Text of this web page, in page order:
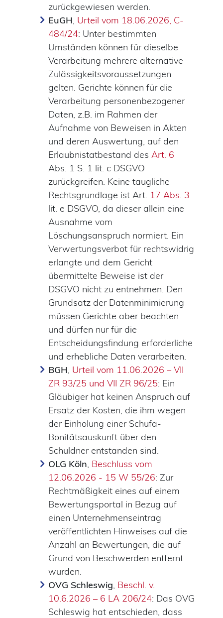
zurückgewiesen werden.
EuGH, Urteil vom 18.06.2026, C-
484/24: Unter bestimmten
Umständen können für dieselbe
Verarbeitung mehrere alternative
Zulässigkeitsvoraussetzungen
gelten. Gerichte können für die
Verarbeitung personenbezogener
Daten, z.B. im Rahmen der
Aufnahme von Beweisen in Akten
und deren Auswertung, auf den
Erlaubnistatbestand des Art. 6
Abs. 1 S. 1 lit. c DSGVO
zurückgreifen. Keine taugliche
Rechtsgrundlage ist Art. 17 Abs. 3
lit. e DSGVO, da dieser allein eine
Ausnahme vom
Löschungsanspruch normiert. Ein
Verwertungsverbot für rechtswidrig
erlangte und dem Gericht
übermittelte Beweise ist der
DSGVO nicht zu entnehmen. Den
Grundsatz der Datenminimierung
müssen Gerichte aber beachten
und dürfen nur für die
Entscheidungsfindung erforderliche
und erhebliche Daten verarbeiten.
BGH, Urteil vom 11.06.2026 – VII
ZR 93/25 und VII ZR 96/25: Ein
Gläubiger hat keinen Anspruch auf
Ersatz der Kosten, die ihm wegen
der Einholung einer Schufa-
Bonitätsauskunft über den
Schuldner entstanden sind.
OLG Köln, Beschluss vom
12.06.2026 - 15 W 55/26: Zur
Rechtmäßigkeit eines auf einem
Bewertungsportal in Bezug auf
einen Unternehmenseintrag
veröffentlichten Hinweises auf die
Anzahl an Bewertungen, die auf
Grund von Beschwerden entfernt
wurden.
OVG Schleswig, Beschl. v.
10.6.2026 – 6 LA 206/24: Das OVG
Schleswig hat entschieden, dass